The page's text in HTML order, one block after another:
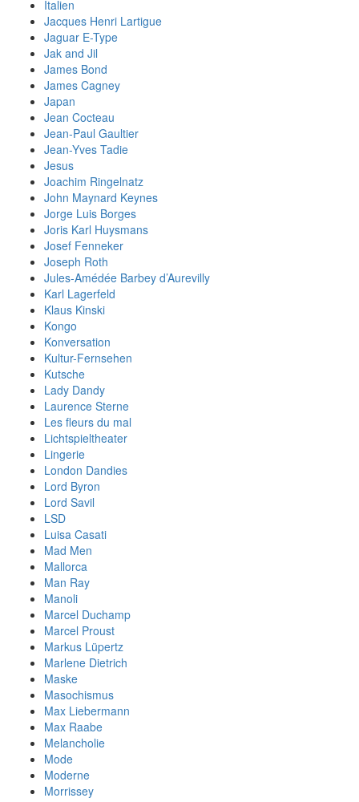
Italien
Jacques Henri Lartigue
Jaguar E-Type
Jak and Jil
James Bond
James Cagney
Japan
Jean Cocteau
Jean-Paul Gaultier
Jean-Yves Tadie
Jesus
Joachim Ringelnatz
John Maynard Keynes
Jorge Luis Borges
Joris Karl Huysmans
Josef Fenneker
Joseph Roth
Jules-Amédée Barbey d’Aurevilly
Karl Lagerfeld
Klaus Kinski
Kongo
Konversation
Kultur-Fernsehen
Kutsche
Lady Dandy
Laurence Sterne
Les fleurs du mal
Lichtspieltheater
Lingerie
London Dandies
Lord Byron
Lord Savil
LSD
Luisa Casati
Mad Men
Mallorca
Man Ray
Manoli
Marcel Duchamp
Marcel Proust
Markus Lüpertz
Marlene Dietrich
Maske
Masochismus
Max Liebermann
Max Raabe
Melancholie
Mode
Moderne
Morrissey